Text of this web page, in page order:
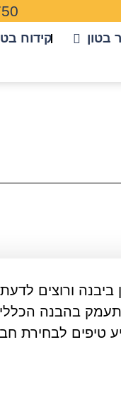
בטון קידוח
ביבנה ורוצים
בהבנה
טיפים לבחירת